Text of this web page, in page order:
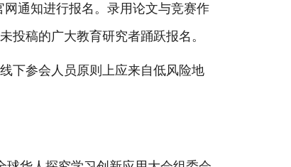
网通知进行报名。录用论文与竞赛作
投稿的广大教育研究者踊跃报名。
下参会人员原则上应来自低风险地